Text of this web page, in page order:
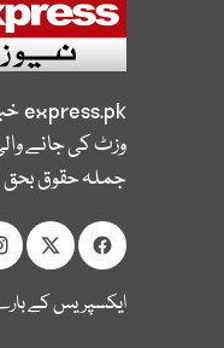
express.pk
وزٹ کی جانے
جملہ حقوق بحق
ایکسپریس کے